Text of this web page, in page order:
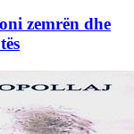
zemrën dhe